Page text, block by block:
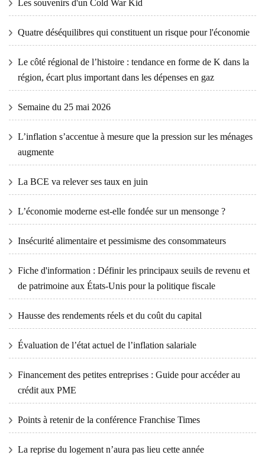
Les souvenirs d'un Cold War Kid
Quatre déséquilibres qui constituent un risque pour l'économie
Le côté régional de l’histoire : tendance en forme de K dans la
région, écart plus important dans les dépenses en gaz
Semaine du 25 mai 2026
L’inflation s’accentue à mesure que la pression sur les ménages
augmente
La BCE va relever ses taux en juin
L’économie moderne est-elle fondée sur un mensonge ?
Insécurité alimentaire et pessimisme des consommateurs
Fiche d'information : Définir les principaux seuils de revenu et
de patrimoine aux États-Unis pour la politique fiscale
Hausse des rendements réels et du coût du capital
Évaluation de l’état actuel de l’inflation salariale
Financement des petites entreprises : Guide pour accéder au
crédit aux PME
Points à retenir de la conférence Franchise Times
La reprise du logement n’aura pas lieu cette année